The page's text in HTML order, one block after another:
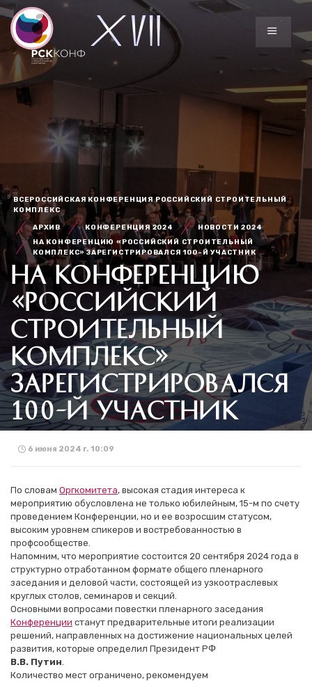
ВСЕРОССИЙСКАЯ КОНФЕРЕНЦИЯ РОССИЙСКИЙ СТРОИТЕЛЬНЫЙ
КОМПЛЕКС
АРХИВ КОНФЕРЕНЦИЯ 2024
НОВОСТИ 2024
НА КОНФЕРЕНЦИЮ «РОССИЙСКИЙ СТРОИТЕЛЬНЫЙ
КОМПЛЕКС» ЗАРЕГИСТРИРОВАЛСЯ 100-Й УЧАСТНИК
НА КОНФЕРЕНЦИЮ
«РОССИЙСКИЙ
СТРОИТЕЛЬНЫЙ
КОМПЛЕКС»
ЗАРЕГИСТРИРОВАЛСЯ
100-Й УЧАСТНИК
6 июня 2024 г. 10:09
По словам Оргкомитета, высокая стадия интереса к
мероприятию обусловлена не только юбилейным, 15-м по счету
проведением Конференции, но и ее возросшим статусом,
высоким уровнем спикеров и востребованностью в
профсообществе.
Напомним, что мероприятие состоится 20 сентября 2024 года в
структурно отработанном формате общего пленарного
заседания и деловой части, состоящей из узкоотраслевых
круглых столов, семинаров и секций.
Основными вопросами повестки пленарного заседания
Конференции станут предварительные итоги реализации
решений, направленных на достижение национальных целей
развития, которые определил Президент РФ
В.В. Путин.
Количество мест ограничено, рекомендуем